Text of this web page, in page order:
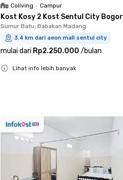
Coliving • Campur
Kost Kosy 2 Kost Sentul City Bogor
Sumur Batu, Babakan Madang
3.4 km dari aeon mall sentul city
mulai dari Rp2.250.000 /bulan
Lihat info lebih banyak